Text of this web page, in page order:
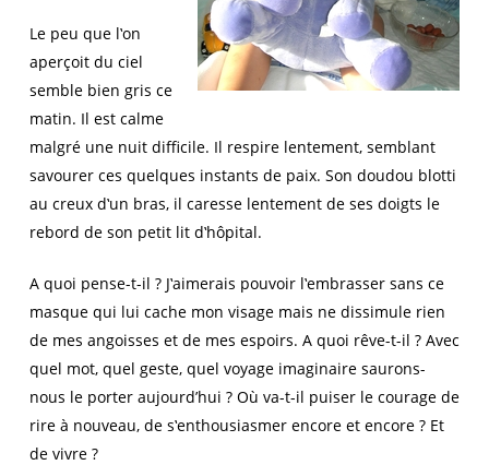
Le peu que l‛on
aperçoit du ciel
semble bien gris ce
matin. Il est calme
malgré une nuit difficile. Il respire lentement, semblant
savourer ces quelques instants de paix. Son doudou blotti
au creux d‛un bras, il caresse lentement de ses doigts le
rebord de son petit lit d‛hôpital.
A quoi pense-t-il ? J‛aimerais pouvoir l‛embrasser sans ce
masque qui lui cache mon visage mais ne dissimule rien
de mes angoisses et de mes espoirs. A quoi rêve-t-il ? Avec
quel mot, quel geste, quel voyage imaginaire saurons-
nous le porter aujourd’hui ? Où va-t-il puiser le courage de
rire à nouveau, de s‛enthousiasmer encore et encore ? Et
de vivre ?